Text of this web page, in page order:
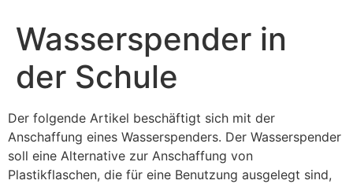
Wasserspender in
der Schule
Der folgende Artikel beschäftigt sich mit der
Anschaffung eines Wasserspenders. Der Wasserspender
soll eine Alternative zur Anschaffung von
Plastikflaschen, die für eine Benutzung ausgelegt sind,